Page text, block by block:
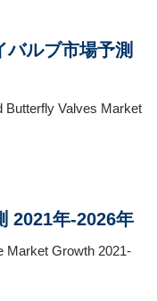
バルブ市場予測
Valves Market
2021年-2026年
Growth 2021-